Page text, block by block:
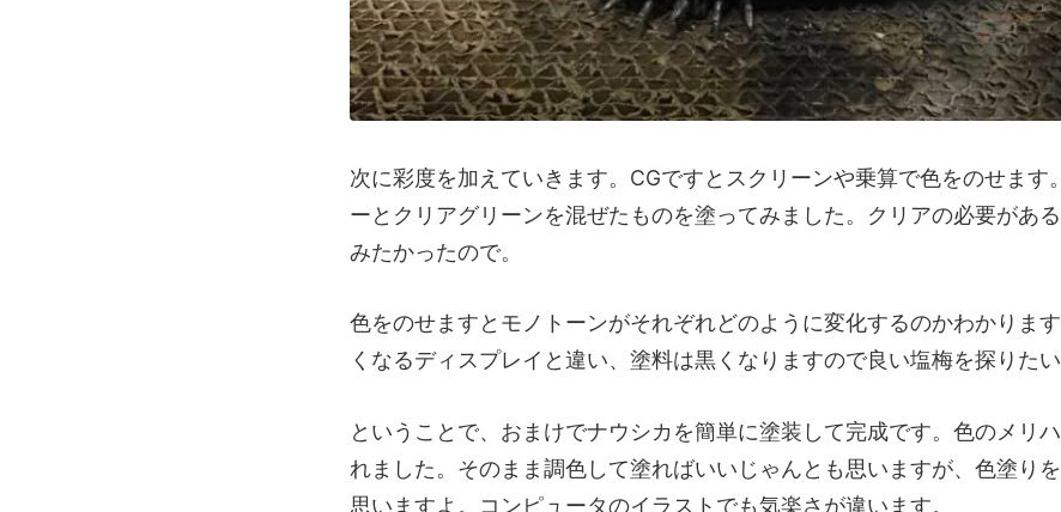
次に彩度を加えていきます。CGですとスクリーンや乗算で色をのせます
ーとクリアグリーンを混ぜたものを塗ってみました。クリアの必要があ
みたかったので。
色をのせますとモノトーンがそれぞれどのように変化するのかわかりま
くなるディスプレイと違い、塗料は黒くなりますので良い塩梅を探りたい
ということで、おまけでナウシカを簡単に塗装して完成です。色のメリ
れました。そのまま調色して塗ればいいじゃんとも思いますが、色塗り
思いますよ。コンピュータのイラストでも気楽さが違います。